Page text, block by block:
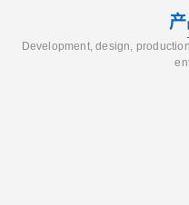
Development, design,